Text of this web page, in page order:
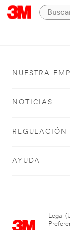
NUESTRA
NOTICIAS
REGULACIÓN
AYUDA
Legal